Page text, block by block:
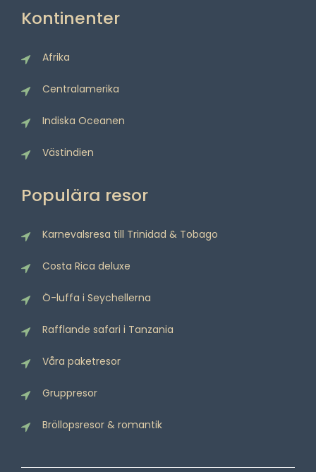
Kontinenter
Afrika
Centralamerika
Indiska Oceanen
Västindien
Populära resor
Karnevalsresa till Trinidad & Tobago
Costa Rica deluxe
Ö-luffa i Seychellerna
Rafflande safari i Tanzania
Våra paketresor
Gruppresor
Bröllopsresor & romantik